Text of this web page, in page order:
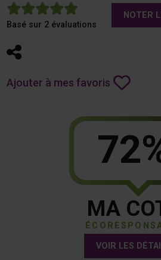
5
Basé sur 2 évaluations
NOTER
Partager
Ajouter à mes favoris
MA
VOIR LES